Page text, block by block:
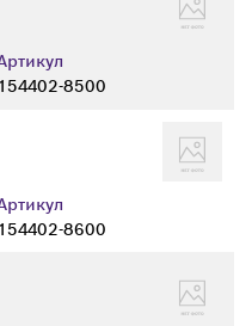
8500
8600